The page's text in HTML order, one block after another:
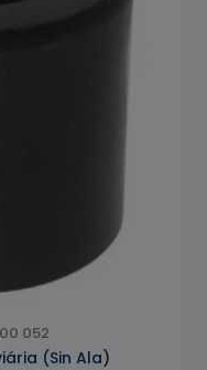
052
(Sin Ala)